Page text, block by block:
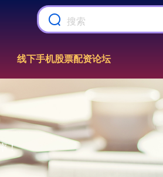
线下手机股票配资论坛
！